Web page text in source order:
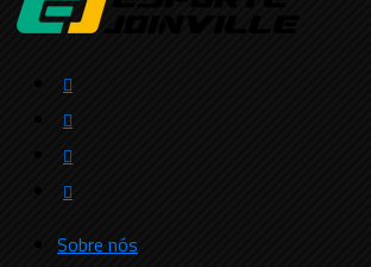
Sobre nós